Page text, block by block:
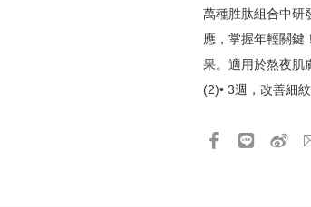
《網站活動限制
所有活動皆訂
所有活動皆以
所有活動皆不
所有活動昇恆
萬種胜肽組合中研
應，掌握年輕關鍵
果。適用於熬夜肌
(2)• 3週，改善細
醒來感到肌膚長